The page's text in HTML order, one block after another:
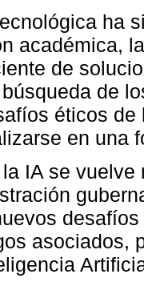
ha
académica,
de
de
éticos
en una
IA se
asociados,